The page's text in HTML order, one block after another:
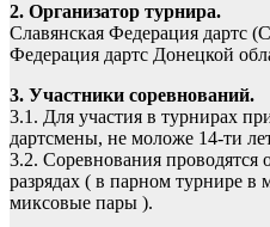
2. Организатор турнира.
Славянская Федерация дартс
Федерация дартс Донецкой
3. Участники соревнований.
3.1. Для участия в турнирах
дартсмены, не моложе 14-ти
3.2. Соревнования
разрядах ( в парном турнире в
миксовые пары ).